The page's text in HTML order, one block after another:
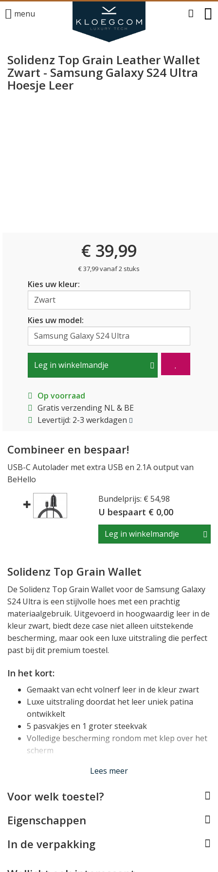
menu
Solidenz Top Grain Leather Wallet
Zwart - Samsung Galaxy S24 Ultra
Hoesje Leer
€ 39,99
€ 37,99 vanaf 2 stuks
Kies uw kleur:
Kies uw model:
Leg in winkelmandje
Op voorraad
Gratis verzending NL & BE
Levertijd: 2-3 werkdagen
Combineer en bespaar!
USB-C Autolader met extra USB en 2.1A output van
BeHello
Bundelprijs: € 54,98
U bespaart € 0,00
Leg in winkelmandje
Solidenz Top Grain Wallet
De Solidenz Top Grain Wallet voor de Samsung Galaxy
S24 Ultra is een stijlvolle hoes met een prachtig
materiaalgebruik. Uitgevoerd in hoogwaardig leer in de
kleur zwart, biedt deze case niet alleen uitstekende
bescherming, maar ook een luxe uitstraling die perfect
past bij dit premium toestel.
In het kort:
Gemaakt van echt volnerf leer in de kleur zwart
Luxe uitstraling doordat het leer uniek patina
ontwikkelt
5 pasvakjes en 1 groter steekvak
Volledige bescherming rondom met klep over het
scherm
Handige kickstand om toestel neer te zetten
Perfect op maat voor de Samsung Galaxy S24
Ondersteunt draadloos opladen (geen
Lees meer
Voor welk toestel?
Eigenschappen
In de verpakking